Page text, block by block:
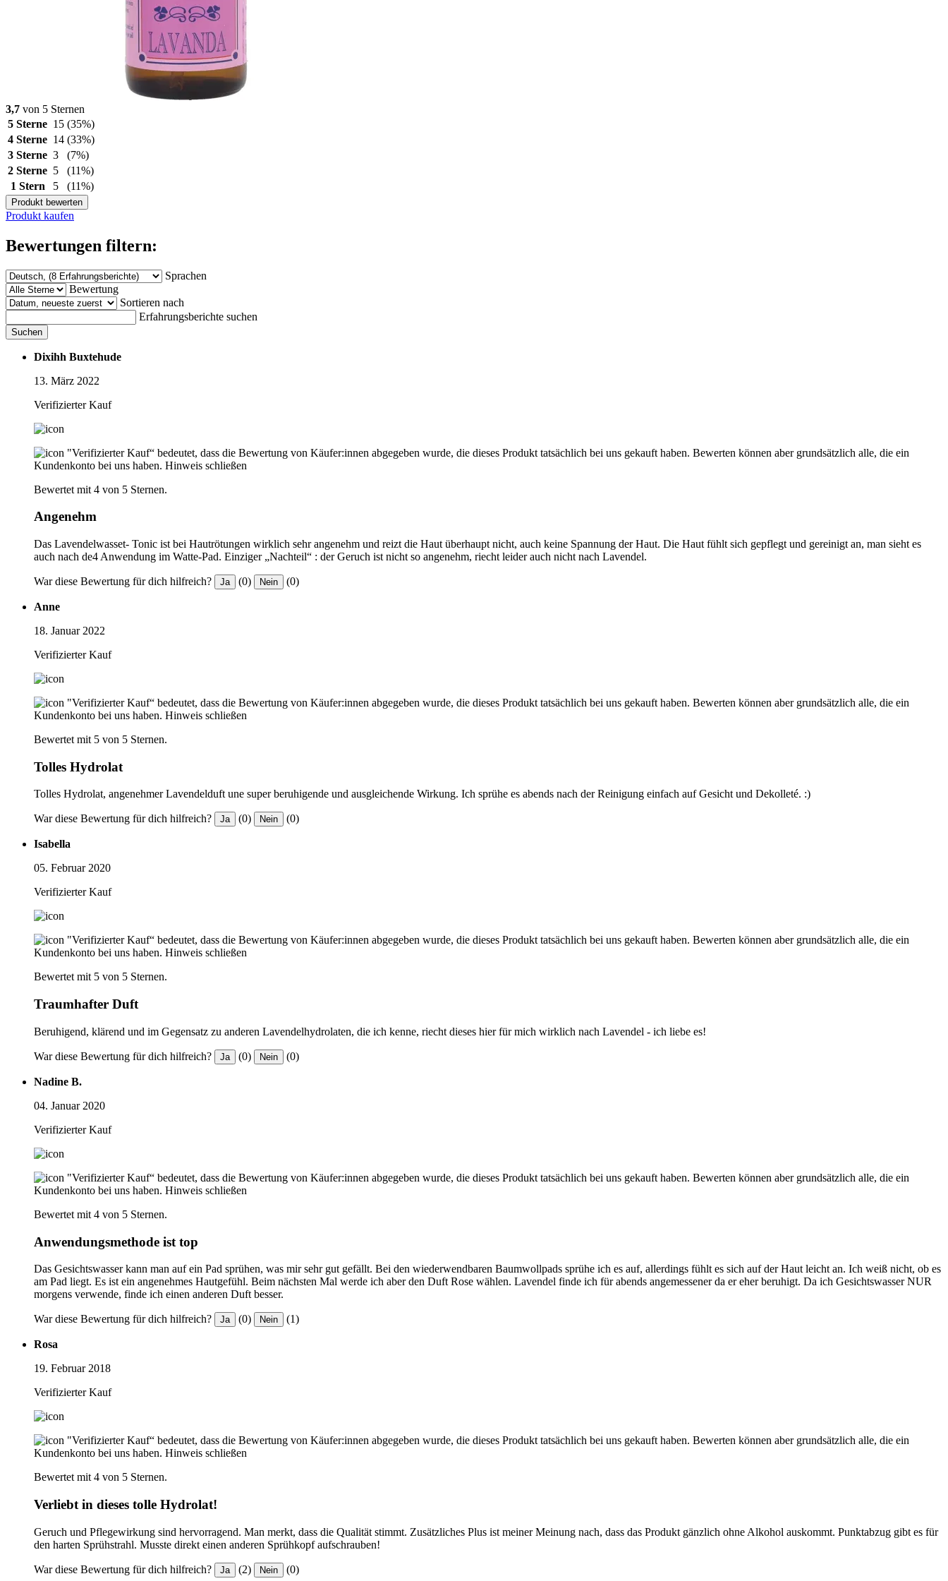
3,7 von 5 Sternen
5 Sterne 15 (35%)
4 Sterne 14 (33%)
3 Sterne 3
(7%)
2 Sterne 5
(11%)
1 Stern
5 (11%)
Produkt bewerten
Produkt kaufen
Bewertungen filtern:
Sprachen
Bewertung
Sortieren nach
Erfahrungsberichte suchen
Suchen
Dixihh Buxtehude
13. März 2022
Verifizierter Kauf
"Verifizierter Kauf“ bedeutet, dass die Bewertung von Käufer:innen abgegeben wurde, die dieses Produkt tatsächlich bei uns gekauft haben. Bewerten können aber grundsätzlich alle, die ein
Kundenkonto bei uns haben. Hinweis schließen
Bewertet mit 4 von 5 Sternen.
Angenehm
Das Lavendelwasset- Tonic ist bei Hautrötungen wirklich sehr angenehm und reizt die Haut überhaupt nicht, auch keine Spannung der Haut. Die Haut fühlt sich gepflegt und gereinigt an, man sieht es
auch nach de4 Anwendung im Watte-Pad. Einziger „Nachteil“ : der Geruch ist nicht so angenehm, riecht leider auch nicht nach Lavendel.
War diese Bewertung für dich hilfreich? Ja (0) Nein (0)
Anne
18. Januar 2022
Verifizierter Kauf
"Verifizierter Kauf“ bedeutet, dass die Bewertung von Käufer:innen abgegeben wurde, die dieses Produkt tatsächlich bei uns gekauft haben. Bewerten können aber grundsätzlich alle, die ein
Kundenkonto bei uns haben. Hinweis schließen
Bewertet mit 5 von 5 Sternen.
Tolles Hydrolat
Tolles Hydrolat, angenehmer Lavendelduft une super beruhigende und ausgleichende Wirkung. Ich sprühe es abends nach der Reinigung einfach auf Gesicht und Dekolleté. :)
War diese Bewertung für dich hilfreich? Ja (0) Nein (0)
Isabella
05. Februar 2020
Verifizierter Kauf
"Verifizierter Kauf“ bedeutet, dass die Bewertung von Käufer:innen abgegeben wurde, die dieses Produkt tatsächlich bei uns gekauft haben. Bewerten können aber grundsätzlich alle, die ein
Kundenkonto bei uns haben. Hinweis schließen
Bewertet mit 5 von 5 Sternen.
Traumhafter Duft
Beruhigend, klärend und im Gegensatz zu anderen Lavendelhydrolaten, die ich kenne, riecht dieses hier für mich wirklich nach Lavendel - ich liebe es!
War diese Bewertung für dich hilfreich? Ja (0) Nein (0)
Nadine B.
04. Januar 2020
Verifizierter Kauf
"Verifizierter Kauf“ bedeutet, dass die Bewertung von Käufer:innen abgegeben wurde, die dieses Produkt tatsächlich bei uns gekauft haben. Bewerten können aber grundsätzlich alle, die ein
Kundenkonto bei uns haben. Hinweis schließen
Bewertet mit 4 von 5 Sternen.
Anwendungsmethode ist top
Das Gesichtswasser kann man auf ein Pad sprühen, was mir sehr gut gefällt. Bei den wiederwendbaren Baumwollpads sprühe ich es auf, allerdings fühlt es sich auf der Haut leicht an. Ich weiß nicht, ob es
am Pad liegt. Es ist ein angenehmes Hautgefühl. Beim nächsten Mal werde ich aber den Duft Rose wählen. Lavendel finde ich für abends angemessener da er eher beruhigt. Da ich Gesichtswasser NUR
morgens verwende, finde ich einen anderen Duft besser.
War diese Bewertung für dich hilfreich? Ja (0) Nein (1)
Rosa
19. Februar 2018
Verifizierter Kauf
"Verifizierter Kauf“ bedeutet, dass die Bewertung von Käufer:innen abgegeben wurde, die dieses Produkt tatsächlich bei uns gekauft haben. Bewerten können aber grundsätzlich alle, die ein
Kundenkonto bei uns haben. Hinweis schließen
Bewertet mit 4 von 5 Sternen.
Verliebt in dieses tolle Hydrolat!
Geruch und Pflegewirkung sind hervorragend. Man merkt, dass die Qualität stimmt. Zusätzliches Plus ist meiner Meinung nach, dass das Produkt gänzlich ohne Alkohol auskommt. Punktabzug gibt es für
den harten Sprühstrahl. Musste direkt einen anderen Sprühkopf aufschrauben!
War diese Bewertung für dich hilfreich? Ja (2) Nein (0)